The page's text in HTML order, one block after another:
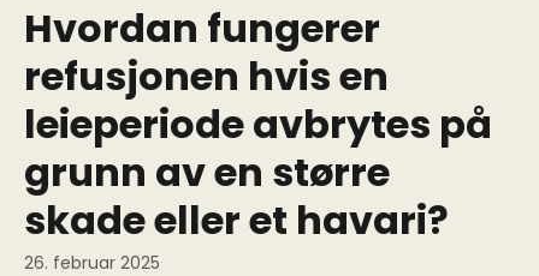
Hvordan fungerer
refusjonen hvis en
leieperiode avbrytes på
grunn av en større
skade eller et havari?
26. februar 2025